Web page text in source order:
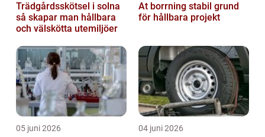
Trädgårdsskötsel i solna
så skapar man hållbara
och välskötta utemiljöer
At borrning stabil grund
för hållbara projekt
05 juni 2026 04 juni 2026